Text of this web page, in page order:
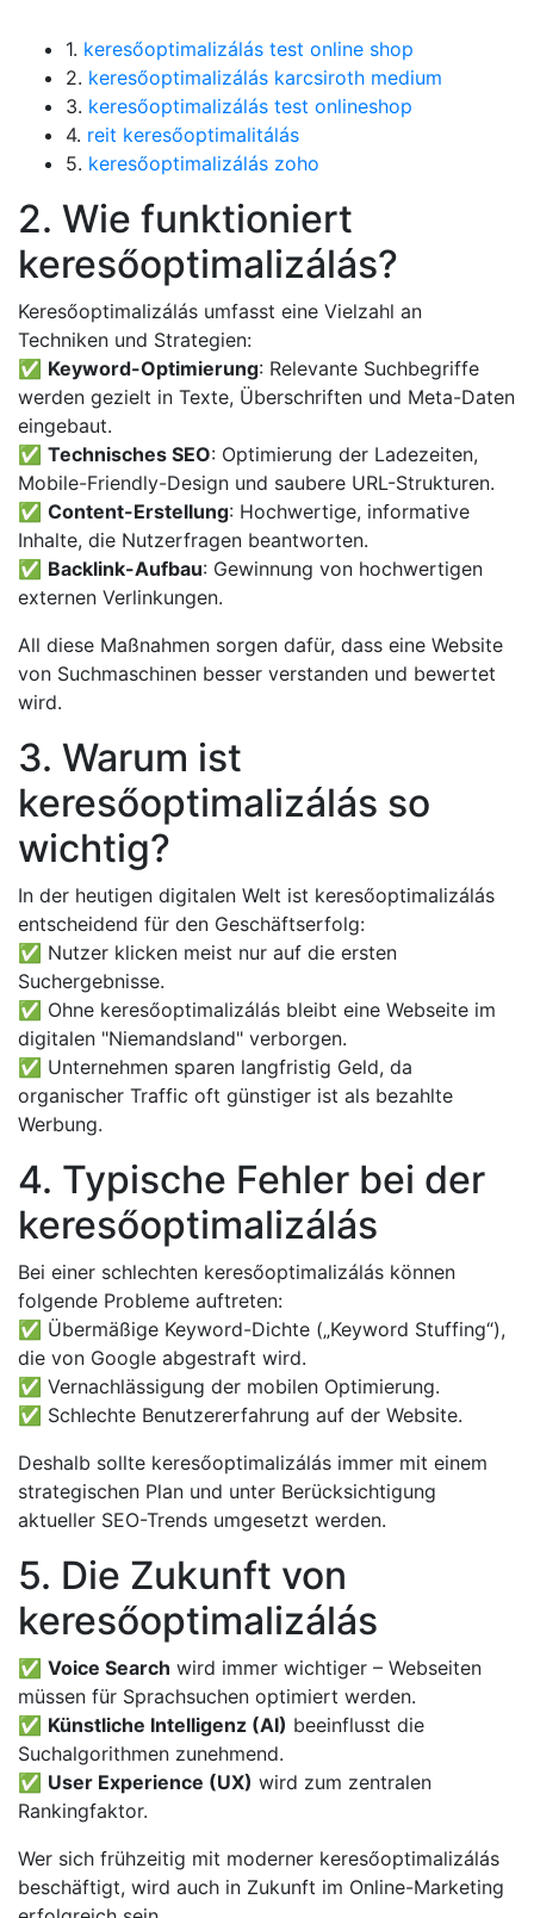
1. keresőoptimalizálás test online shop
2. keresőoptimalizálás karcsiroth medium
3. keresőoptimalizálás test onlineshop
4. reit keresőoptimalitálás
5. keresőoptimalizálás zoho
2. Wie funktioniert
keresőoptimalizálás?
Keresőoptimalizálás umfasst eine Vielzahl an
Techniken und Strategien:
✅ Keyword-Optimierung: Relevante Suchbegriffe
werden gezielt in Texte, Überschriften und Meta-Daten
eingebaut.
✅ Technisches SEO: Optimierung der Ladezeiten,
Mobile-Friendly-Design und saubere URL-Strukturen.
✅ Content-Erstellung: Hochwertige, informative
Inhalte, die Nutzerfragen beantworten.
✅ Backlink-Aufbau: Gewinnung von hochwertigen
externen Verlinkungen.
All diese Maßnahmen sorgen dafür, dass eine Website
von Suchmaschinen besser verstanden und bewertet
wird.
3. Warum ist
keresőoptimalizálás so
wichtig?
In der heutigen digitalen Welt ist keresőoptimalizálás
entscheidend für den Geschäftserfolg:
✅ Nutzer klicken meist nur auf die ersten
Suchergebnisse.
✅ Ohne keresőoptimalizálás bleibt eine Webseite im
digitalen "Niemandsland" verborgen.
✅ Unternehmen sparen langfristig Geld, da
organischer Traffic oft günstiger ist als bezahlte
Werbung.
4. Typische Fehler bei der
keresőoptimalizálás
Bei einer schlechten keresőoptimalizálás können
folgende Probleme auftreten:
✅ Übermäßige Keyword-Dichte („Keyword Stuffing“),
die von Google abgestraft wird.
✅ Vernachlässigung der mobilen Optimierung.
✅ Schlechte Benutzererfahrung auf der Website.
Deshalb sollte keresőoptimalizálás immer mit einem
strategischen Plan und unter Berücksichtigung
aktueller SEO-Trends umgesetzt werden.
5. Die Zukunft von
keresőoptimalizálás
✅ Voice Search wird immer wichtiger – Webseiten
müssen für Sprachsuchen optimiert werden.
✅ Künstliche Intelligenz (AI) beeinflusst die
Suchalgorithmen zunehmend.
✅ User Experience (UX) wird zum zentralen
Rankingfaktor.
Wer sich frühzeitig mit moderner keresőoptimalizálás
beschäftigt, wird auch in Zukunft im Online-Marketing